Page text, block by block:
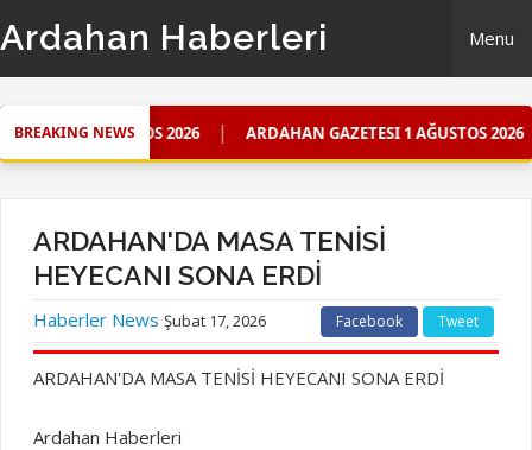
Ardahan Haberleri Menu
Ardahan Gazetesi
Güncel
Künye
BREAKING NEWS
2026 | ARDAHAN GAZETESI 1 AĞUSTOS 2026 |
ARDAHAN'DA MASA TENİSİ
HEYECANI SONA ERDİ
Haberler News Şubat 17, 2026 Facebook Tweet
ARDAHAN'DA MASA TENİSİ HEYECANI SONA ERDİ
Ardahan Haberleri